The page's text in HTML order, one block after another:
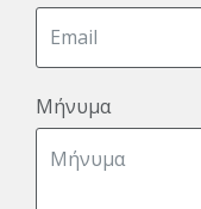
Μήνυμα